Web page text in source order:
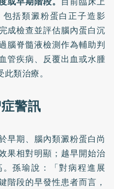
括類澱粉蛋白正子造影
成檢查並評估腦內蛋白沉
腦脊髓液檢測作為輔助判
管疾病、反覆出血或水腫
類治療。
警訊
早期、腦內類澱粉蛋白尚
果相對明顯；越早開始治
孫瑜說：「對病程進展
階段的早發性患者而言，